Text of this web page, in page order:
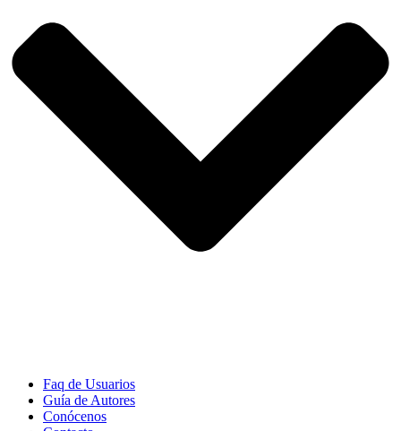
Faq de Usuarios
Guía de Autores
Conócenos